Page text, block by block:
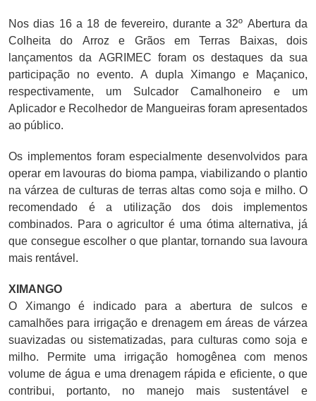
Nos dias 16 a 18 de fevereiro, durante a 32º Abertura da
Colheita do Arroz e Grãos em Terras Baixas, dois
lançamentos da AGRIMEC foram os destaques da sua
participação no evento. A dupla Ximango e Maçanico,
respectivamente, um Sulcador Camalhoneiro e um
Aplicador e Recolhedor de Mangueiras foram apresentados
ao público.
Os implementos foram especialmente desenvolvidos para
operar em lavouras do bioma pampa, viabilizando o plantio
na várzea de culturas de terras altas como soja e milho. O
recomendado é a utilização dos dois implementos
combinados. Para o agricultor é uma ótima alternativa, já
que consegue escolher o que plantar, tornando sua lavoura
mais rentável.
XIMANGO
O Ximango é indicado para a abertura de sulcos e
camalhões para irrigação e drenagem em áreas de várzea
suavizadas ou sistematizadas, para culturas como soja e
milho. Permite uma irrigação homogênea com menos
volume de água e uma drenagem rápida e eficiente, o que
contribui, portanto, no manejo mais sustentável e